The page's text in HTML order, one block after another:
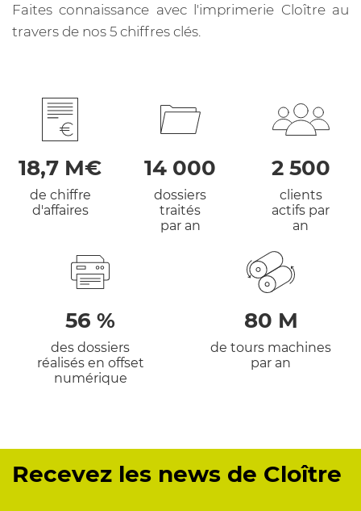
Faites connaissance avec l'imprimerie Cloître au
travers de nos 5 chiffres clés.
18,7 M€
de chiffre
d'affaires
14 000
dossiers
traités
par an
2 500
clients
actifs par
an
56 %
des dossiers
réalisés en offset
numérique
80 M
de tours machines
par an
Recevez les news de Cloître